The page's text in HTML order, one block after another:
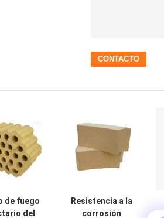
de fuego
del
Resistencia a la
corrosión